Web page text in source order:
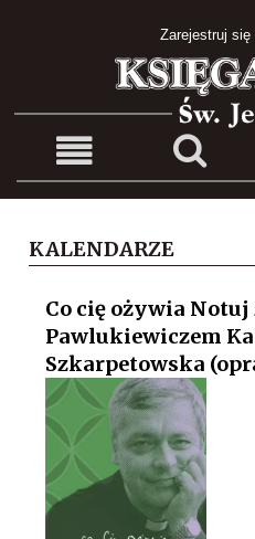
Zarejestruj się
KALENDARZE
Co cię ożywia
Pawlukiewiczem
Szkarpetowska